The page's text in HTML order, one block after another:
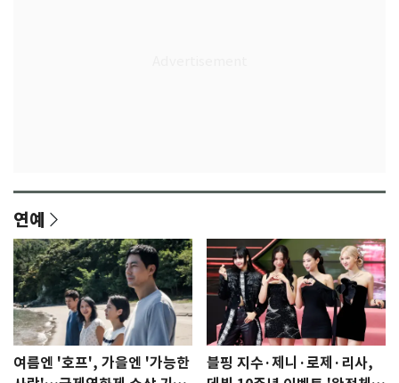
연예
여름엔 '호프', 가을엔 '가능한
블핑 지수·제니·로제·리사,